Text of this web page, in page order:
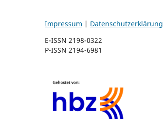
Impressum | Datenschutzerklärung
E-ISSN 2198-0322
P-ISSN 2194-6981